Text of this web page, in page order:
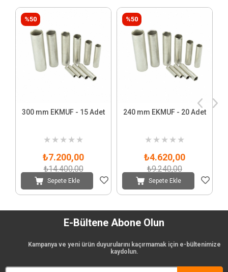
300 mm EKMUF - 15 Adet
★ ★ ★ ★ ★
₺7.200,00
₺14.400,00
Sepete Ekle
%50
240 mm EKMUF - 20 Adet
★ ★ ★ ★ ★
₺4.620,00
₺9.240,00
Sepete Ekle
%50
E-Bültene Abone Olun
Kampanya ve yeni ürün duyurularını kaçırmamak için e-bültenimize
kaydolun.